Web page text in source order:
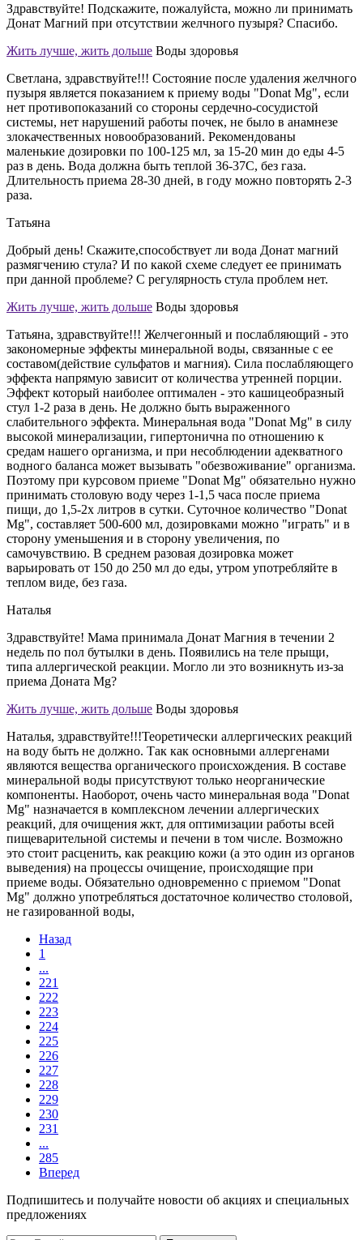
Здравствуйте! Подскажите, пожалуйста, можно ли принимать
Донат Магний при отсутствии желчного пузыря? Спасибо.
Жить лучше, жить дольше Воды здоровья
Светлана, здравствуйте!!! Состояние после удаления желчного
пузыря является показанием к приему воды "Donat Mg", если
нет противопоказаний со стороны сердечно-сосудистой
системы, нет нарушений работы почек, не было в анамнезе
злокачественных новообразований. Рекомендованы
маленькие дозировки по 100-125 мл, за 15-20 мин до еды 4-5
раз в день. Вода должна быть теплой 36-37С, без газа.
Длительность приема 28-30 дней, в году можно повторять 2-3
раза.
Татьяна
Добрый день! Скажите,способствует ли вода Донат магний
размягчению стула? И по какой схеме следует ее принимать
при данной проблеме? С регулярность стула проблем нет.
Жить лучше, жить дольше Воды здоровья
Татьяна, здравствуйте!!! Желчегонный и послабляющий - это
закономерные эффекты минеральной воды, связанные с ее
составом(действие сульфатов и магния). Сила послабляющего
эффекта напрямую зависит от количества утренней порции.
Эффект который наиболее оптимален - это кашицеобразный
стул 1-2 раза в день. Не должно быть выраженного
слабительного эффекта. Минеральная вода "Donat Mg" в силу
высокой минерализации, гипертонична по отношению к
средам нашего организма, и при несоблюдении адекватного
водного баланса может вызывать "обезвоживание" организма.
Поэтому при курсовом приеме "Donat Mg" обязательно нужно
принимать столовую воду через 1-1,5 часа после приема
пищи, до 1,5-2х литров в сутки. Суточное количество "Donat
Mg", составляет 500-600 мл, дозировками можно "играть" и в
сторону уменьшения и в сторону увеличения, по
самочувствию. В среднем разовая дозировка может
варьировать от 150 до 250 мл до еды, утром употребляйте в
теплом виде, без газа.
Наталья
Здравствуйте! Мама принимала Донат Магния в течении 2
недель по пол бутылки в день. Появились на теле прыщи,
типа аллергической реакции. Могло ли это возникнуть из-за
приема Доната Мg?
Жить лучше, жить дольше Воды здоровья
Наталья, здравствуйте!!!Теоретически аллергических реакций
на воду быть не должно. Так как основными аллергенами
являются вещества органического происхождения. В составе
минеральной воды присутствуют только неорганические
компоненты. Наоборот, очень часто минеральная вода "Donat
Mg" назначается в комплексном лечении аллергических
реакций, для очищения жкт, для оптимизации работы всей
пищеварительной системы и печени в том числе. Возможно
это стоит расценить, как реакцию кожи (а это один из органов
выведения) на процессы очищение, происходящие при
приеме воды. Обязательно одновременно с приемом "Donat
Mg" должно употребляться достаточное количество столовой,
не газированной воды,
Назад
1
...
221
222
223
224
225
226
227
228
229
230
231
...
285
Вперед
Подпишитесь и получайте новости об акциях и специальных
предложениях